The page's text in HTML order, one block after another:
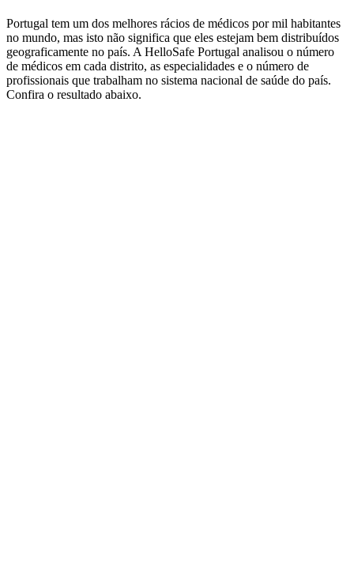
Portugal tem um dos melhores rácios de médicos por mil habitantes
no mundo, mas isto não significa que eles estejam bem distribuídos
geograficamente no país. A HelloSafe Portugal analisou o número
de médicos em cada distrito, as especialidades e o número de
profissionais que trabalham no sistema nacional de saúde do país.
Confira o resultado abaixo.